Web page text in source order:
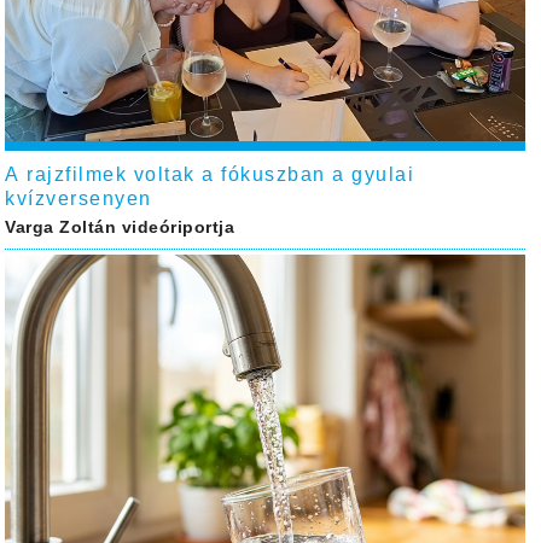
A rajzfilmek voltak a fókuszban a gyulai
kvízversenyen
Varga Zoltán videóriportja